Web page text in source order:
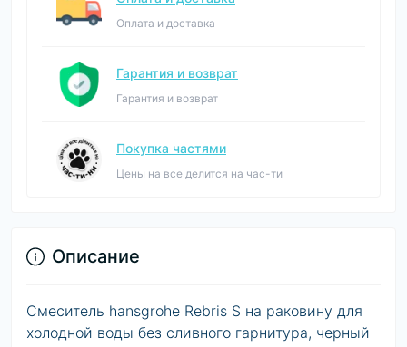
Оплата и доставка
Гарантия и возврат
Гарантия и возврат
Покупка частями
Цены на все делится на час-ти
Описание
Смеситель hansgrohe Rebris S на раковину для
холодной воды без сливного гарнитура, черный